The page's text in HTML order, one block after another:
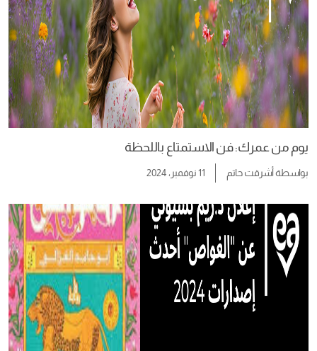
يوم من عمرك: فن الاستمتاع باللحظة
بواسطةأشرقت حاتم 11 نوفمبر، 2024